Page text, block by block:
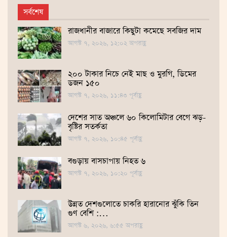
সর্বশেষ
রাজধানীর বাজারে কিছুটা কমেছে সবজির দাম
আগস্ট ৭, ২০২৬, ১২:০২ অপরাহ্ণ
২০০ টাকার নিচে নেই মাছ ও মুরগি, ডিমের
ডজন ১৫০
আগস্ট ৭, ২০২৬, ১১:৪৩ পূর্বাহ্ণ
দেশের সাত অঞ্চলে ৬০ কিলোমিটার বেগে ঝড়-
বৃষ্টির সতর্কতা
আগস্ট ৭, ২০২৬, ১০:৪৫ পূর্বাহ্ণ
বগুড়ায় বাসচাপায় নিহত ৬
আগস্ট ৭, ২০২৬, ১০:২০ পূর্বাহ্ণ
উন্নত দেশগুলোতে চাকরি হারানোর ঝুঁকি তিন
গুণ বেশি :…
আগস্ট ৬, ২০২৬, ৬:৫৫ অপরাহ্ণ